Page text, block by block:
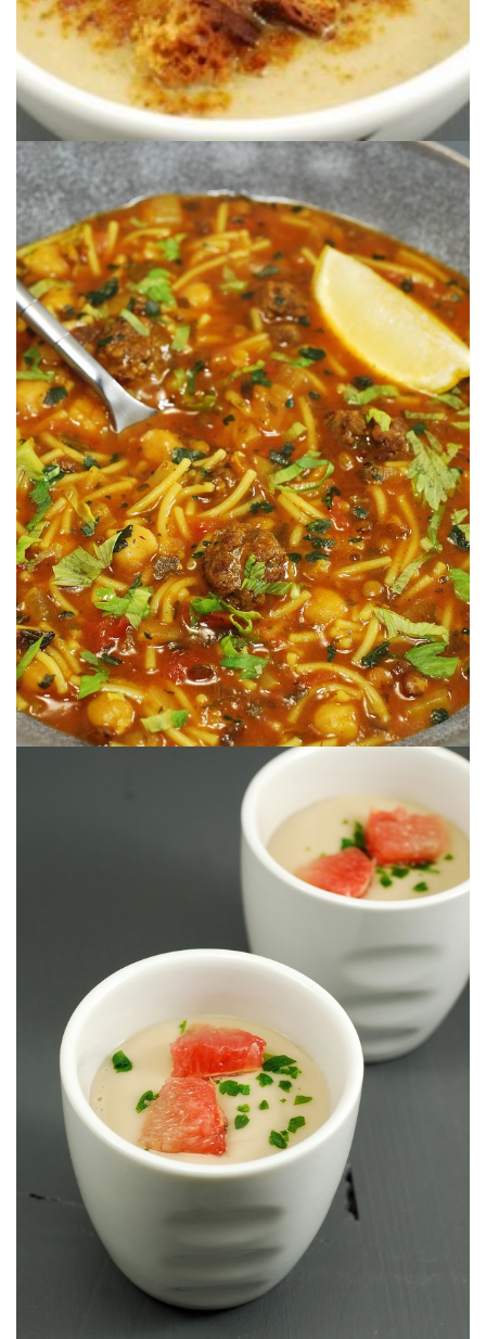
HARIRA SOPA MARROQUÍ
Un gran plato.
CREMA DE CASTAÑAS, JENGIBRE &
POMELO ROSA
Una crema donde el toque de picante cítrico del jengibre y el toque
ligeramente amargo del pomelo dan un empujoncito al sabor tan
suave casi dulce de la castaña.